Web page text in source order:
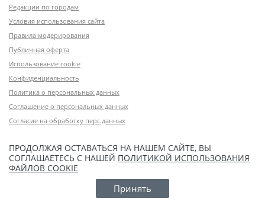
Редакции по городам
Условия использования сайта
Правила модерирования
Публичная оферта
Использование cookie
Конфиденциальность
Политика о персональных данных
Соглашение о персональных данных
Согласие на обработку перс.данных
ПРОДОЛЖАЯ ОСТАВАТЬСЯ НА НАШЕМ САЙТЕ, ВЫ
СОГЛАШАЕТЕСЬ С НАШЕЙ ПОЛИТИКОЙ ИСПОЛЬЗОВАНИЯ
ФАЙЛОВ COOKIE
Принять